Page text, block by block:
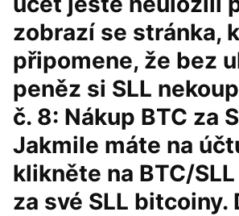
zobrazí se stránka,
připomene, že bez
peněz si SLL
č. 8: Nákup BTC za
Jakmile máte na
klikněte na BTC/
za své SLL bitcoiny.